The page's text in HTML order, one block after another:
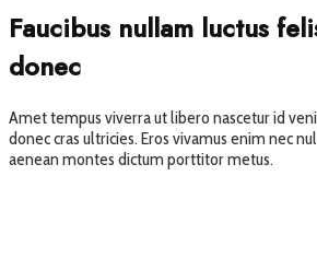
Faucibus nullam luctus
donec
Amet tempus viverra ut libero nascetur id
donec cras ultricies. Eros vivamus enim nec
aenean montes dictum porttitor metus.